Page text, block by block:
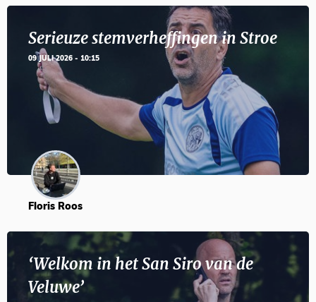
Serieuze stemverheffingen in Stroe
09 JULI 2026 - 10:15
Floris Roos
‘Welkom in het San Siro van de
Veluwe’